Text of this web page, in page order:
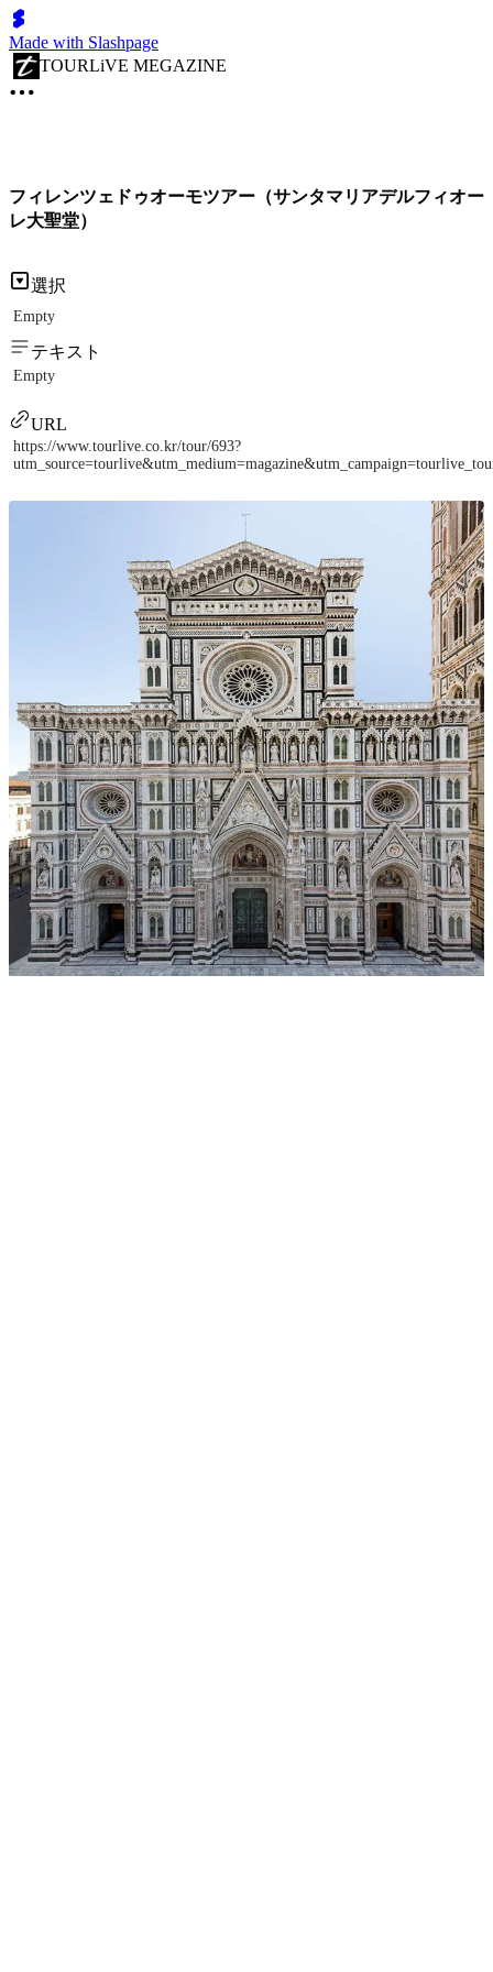
Made with Slashpage
TOURLiVE MEGAZINE
フィレンツェドゥオーモツアー（サンタマリアデルフィオー
レ大聖堂）
選択
Empty
テキスト
Empty
URL
https://www.tourlive.co.kr/tour/693?